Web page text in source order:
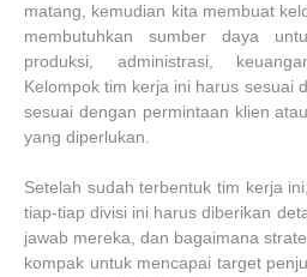
matang, kemudian kita membuat
membutuhkan sumber daya
produksi, administrasi,
Kelompok tim kerja ini harus sesuai
sesuai dengan permintaan klien
yang diperlukan.
Setelah sudah terbentuk tim kerja
tiap-tiap divisi ini harus diberikan
jawab mereka, dan bagaimana
kompak untuk mencapai target